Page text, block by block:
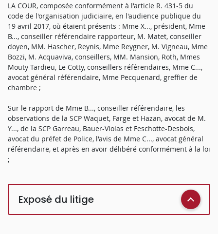
LA COUR, composée conformément à l'article R. 431-5 du
code de l'organisation judiciaire, en l'audience publique du
19 avril 2017, où étaient présents : Mme X..., président, Mme
B..., conseiller référendaire rapporteur, M. Matet, conseiller
doyen, MM. Hascher, Reynis, Mme Reygner, M. Vigneau, Mme
Bozzi, M. Acquaviva, conseillers, MM. Mansion, Roth, Mmes
Mouty-Tardieu, Le Cotty, conseillers référendaires, Mme C...,
avocat général référendaire, Mme Pecquenard, greffier de
chambre ;
Sur le rapport de Mme B..., conseiller référendaire, les
observations de la SCP Waquet, Farge et Hazan, avocat de M.
Y..., de la SCP Garreau, Bauer-Violas et Feschotte-Desbois,
avocat du préfet de Police, l'avis de Mme C..., avocat général
référendaire, et après en avoir délibéré conformément à la loi
;
Exposé du litige